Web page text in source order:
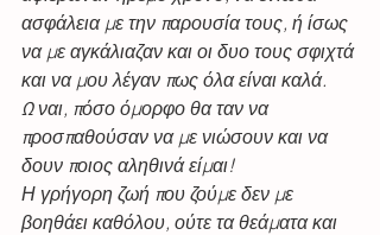
ασφάλεια με την παρουσία τους, ή ίσως
να με αγκάλιαζαν και οι δυο τους σφιχτά
και να μου λέγαν πως όλα είναι καλά.
Ω ναι, πόσο όμορφο θα ταν να
προσπαθούσαν να με νιώσουν και να
δουν ποιος αληθινά είμαι!
Η γρήγορη ζωή που ζούμε δεν με
βοηθάει καθόλου, ούτε τα θεάματα και